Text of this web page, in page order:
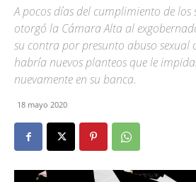
A pocos días del cumplimiento de los
otorgó la Cámara Alta al
su contra por presunto abuso sexual
habría nuevos planteos que le
nuevamente en su banca.
18 mayo 2020